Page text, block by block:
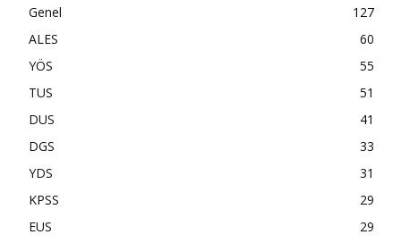
Genel
127
ALES
60
YÖS
55
TUS
51
DUS
41
DGS
33
YDS
31
KPSS
29
EUS
29